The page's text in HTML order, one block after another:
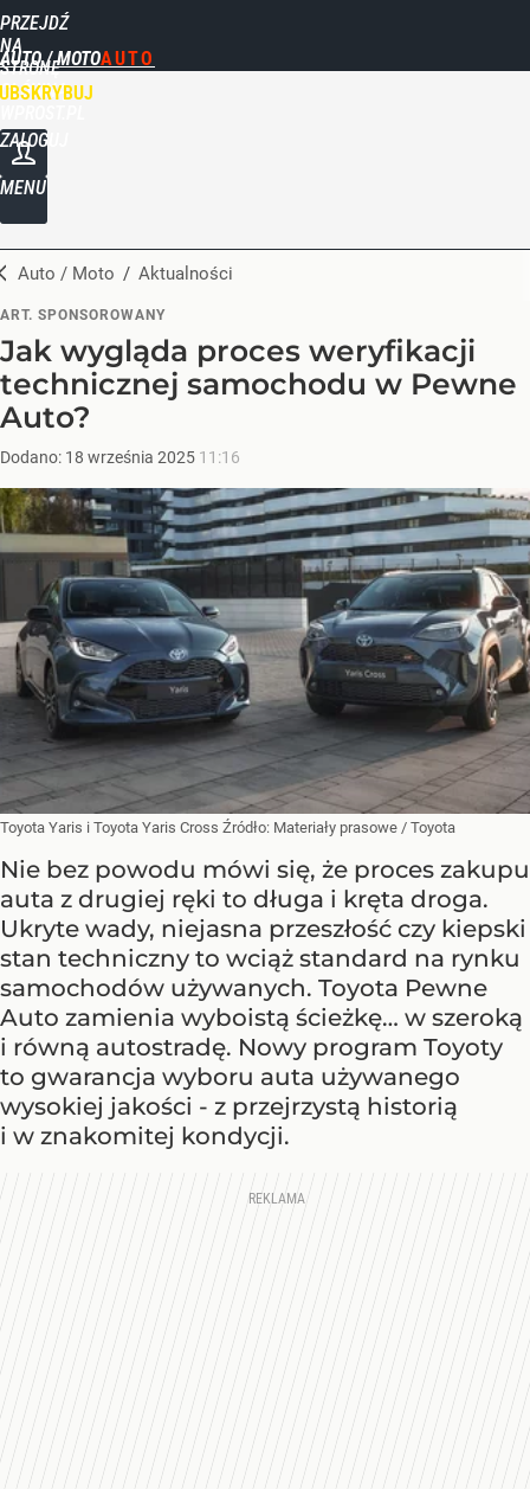
PRZEJDŹ
NA
STRONĘ
GŁÓWNĄ
AUTO / MOTO
ZALOGUJ
MENU
Auto / Moto / Aktualności
ART. SPONSOROWANY
Jak wygląda proces weryfikacji
technicznej samochodu w Pewne
Auto?
Dodano: 18 września 2025 11:16
Toyota Yaris i Toyota Yaris Cross Źródło: Materiały prasowe / Toyota
Nie bez powodu mówi się, że proces zakupu
auta z drugiej ręki to długa i kręta droga.
Ukryte wady, niejasna przeszłość czy kiepski
stan techniczny to wciąż standard na rynku
samochodów używanych. Toyota Pewne
Auto zamienia wyboistą ścieżkę… w szeroką
i równą autostradę. Nowy program Toyoty
to gwarancja wyboru auta używanego
wysokiej jakości - z przejrzystą historią
i w znakomitej kondycji.